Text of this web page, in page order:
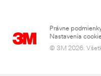
Právne
Nastavenia
© 3M 2026.